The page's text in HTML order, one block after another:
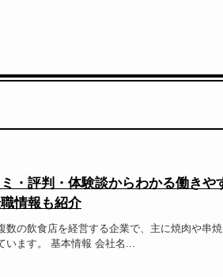
・評判・体験談からわかる働きや
情報も紹介
数の飲食店を経営する企業で、主に焼肉や串焼
います。 基本情報 会社名...